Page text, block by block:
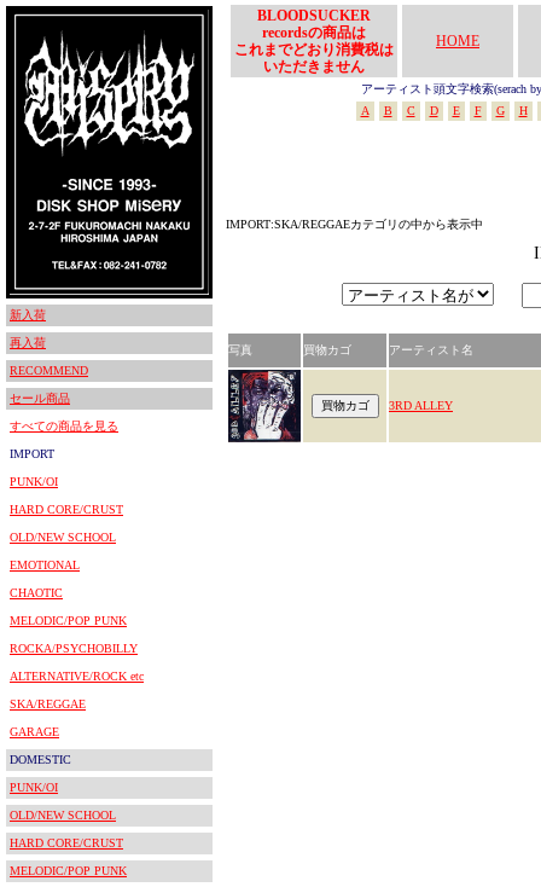
新入荷
再入荷
RECOMMEND
セール商品
すべての商品を見る
IMPORT
PUNK/OI
HARD CORE/CRUST
OLD/NEW SCHOOL
EMOTIONAL
CHAOTIC
MELODIC/POP PUNK
ROCKA/PSYCHOBILLY
ALTERNATIVE/ROCK etc
SKA/REGGAE
GARAGE
DOMESTIC
PUNK/OI
OLD/NEW SCHOOL
HARD CORE/CRUST
MELODIC/POP PUNK
BLOODSUCKER
recordsの商品は
これまでどおり消費税は
いただきません
HOME
アーティスト頭文字検索(serach
A
B C D E F G H
IMPORT:SKA/REGGAEカテゴリの中から表示中
写真 買物カゴ アーティスト名
3RD ALLEY